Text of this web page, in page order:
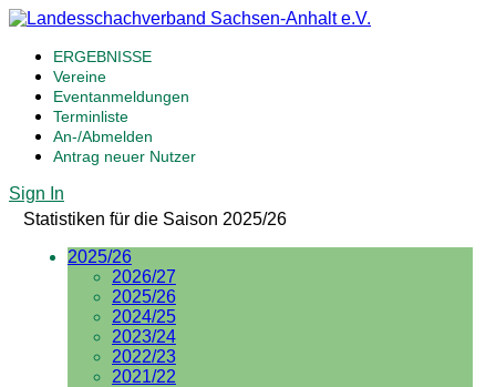
ERGEBNISSE
Vereine
Eventanmeldungen
Terminliste
An-/Abmelden
Antrag neuer Nutzer
Sign In
Statistiken für die Saison 2025/26
2025/26
2026/27
2025/26
2024/25
2023/24
2022/23
2021/22